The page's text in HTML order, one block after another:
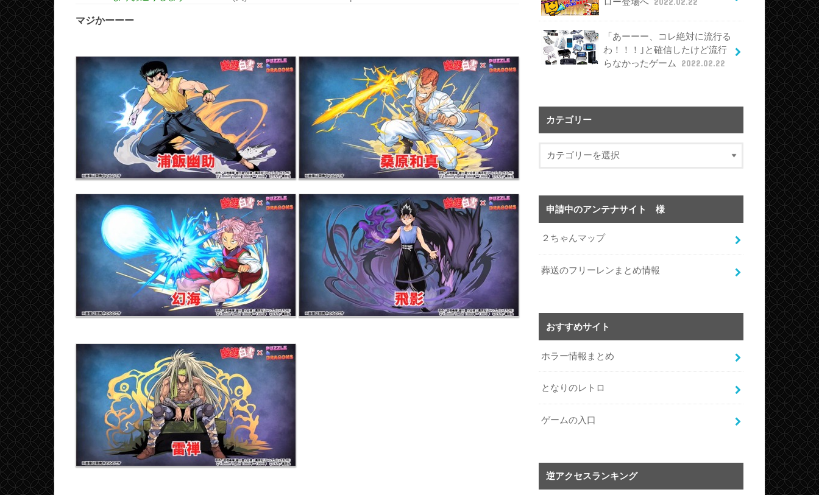
マジかーーー
「あーーー、コレ絶対に流行る
わ！！！｣と確信したけど流行
らなかったゲーム
2022.02.22
カテゴリー
申請中のアンテナサイト 様
２ちゃんマップ
葬送のフリーレンまとめ情報
おすすめサイト
ホラー情報まとめ
となりのレトロ
ゲームの入口
逆アクセスランキング